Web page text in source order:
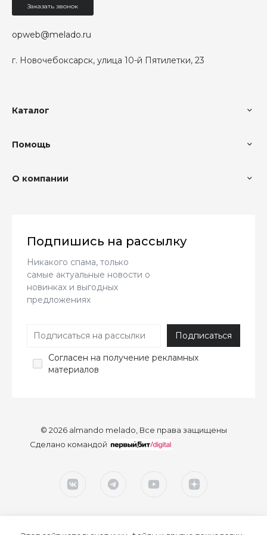
г. Новочебоксарск, улица 10-й Пятилетки, 23
opweb@melado.ru
Заказать звонок
Каталог
Помощь
О компании
Подпишись на рассылку
Никакого спама, только
самые актуальные новости о
новинках и выгодных
предложениях
Согласен на получение рекламных
материалов
© 2026 almando melado, Все права защищены
Сделано командой